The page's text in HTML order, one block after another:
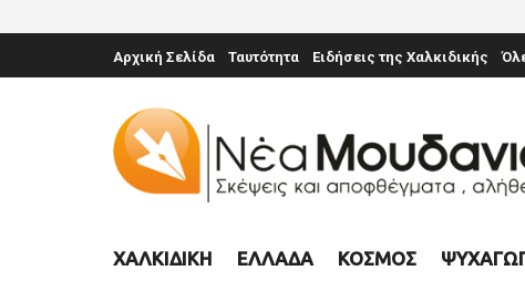
Αρχική Σελίδα Ταυτότητα Ειδήσεις της Χαλκιδικής
ΧΑΛΚΙΔΙΚΉ ΕΛΛΆΔΑ ΚΌΣΜΟΣ